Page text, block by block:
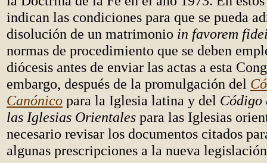
indican las condiciones para que se pueda
disolución de un matrimonio in favorem
normas de procedimiento que se deben
diócesis antes de enviar las actas a esta
embargo, después de la promulgación del
Canónico para la Iglesia latina y del Código
las Iglesias Orientales para las Iglesias
necesario revisar los documentos citados
algunas prescripciones a la nueva